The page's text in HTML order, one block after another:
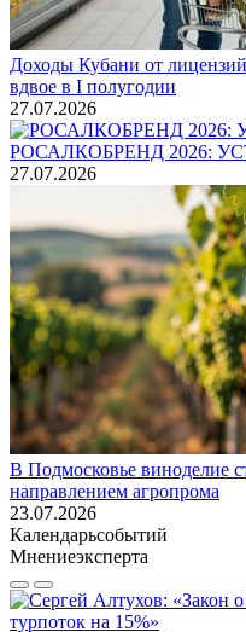
Доходы Кубани от
вдвое в I полугодии
27.07.2026
РОСАЛКОБРЕНД 2026:
27.07.2026
В Подмосковье виноделие
направлением агропрома
23.07.2026
Календарьсобытий
Мнениеэксперта